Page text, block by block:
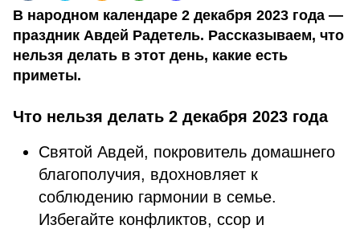
В народном календаре 2 декабря 2023 года —
праздник Авдей Радетель. Рассказываем, что
нельзя делать в этот день, какие есть
приметы.
Что нельзя делать 2 декабря 2023 года
Святой Авдей, покровитель домашнего
благополучия, вдохновляет к
соблюдению гармонии в семье.
Избегайте конфликтов, ссор и